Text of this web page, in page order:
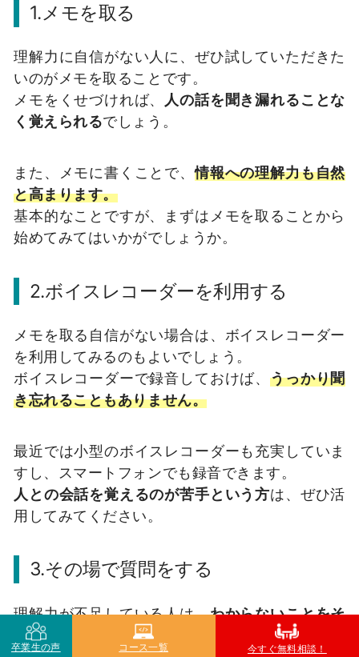
1.メモを取る
理解力に自信がない人に、ぜひ試していただきた
いのがメモを取ることです。
メモをくせづければ、
人の話を聞き漏れることな
く覚えられるでしょう。
また、メモに書くことで、情報への理解力も自然
と高まります。
基本的なことですが、まずはメモを取ることから
始めてみてはいかがでしょうか。
2.ボイスレコーダーを利用する
メモを取る自信がない場合は、ボイスレコーダー
を利用してみるのもよいでしょう。
ボイスレコーダーで録音しておけば、うっかり聞
き忘れることもありません。
最近では小型のボイスレコーダーも充実していま
すし、スマートフォンでも録音できます。
人との会話を覚えるのが苦手という方は、ぜひ活
用してみてください。
3.その場で質問をする
理解力が不足している人は、わからないことをそ
のままにしてしまいがち
卒業生の声 コース一覧 今すぐ無料相談！